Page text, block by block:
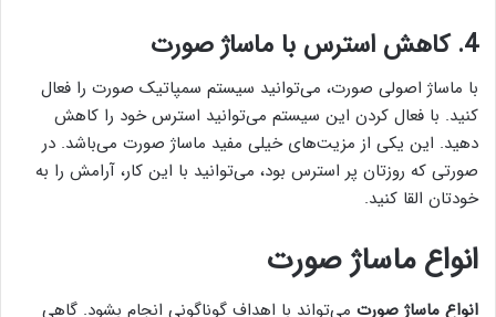
4. کاهش استرس با ماساژ صورت
با ماساژ اصولی صورت، می‌توانید سیستم سمپاتیک صورت را فعال
کنید. با فعال کردن این سیستم می‌توانید استرس خود را کاهش
دهید. این یکی از مزیت‌های خیلی مفید ماساژ صورت می‌باشد. در
صورتی که روزتان پر استرس بود، می‌توانید با این کار، آرامش را به
خودتان القا کنید.
انواع ماساژ صورت
انواع ماساژ صورت می‌تواند با اهداف گوناگونی انجام بشود. گاهی